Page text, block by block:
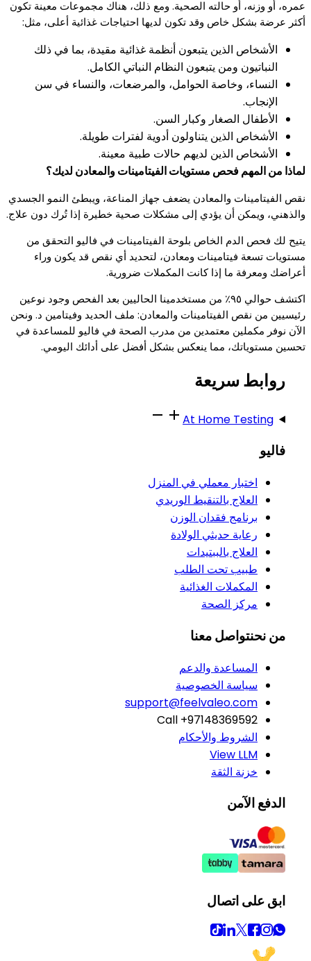
عمره، أو وزنه، أو حالته الصحية. ومع ذلك، هناك مجموعات معينة تكون
أكثر عرضة بشكل خاص وقد تكون لديها احتياجات غذائية أعلى، مثل:
الأشخاص الذين يتبعون أنظمة غذائية مقيدة، بما في ذلك
النباتيون ومن يتبعون النظام النباتي الكامل.
النساء، وخاصة الحوامل، والمرضعات، والنساء في سن
الإنجاب.
الأطفال الصغار وكبار السن.
الأشخاص الذين يتناولون أدوية لفترات طويلة.
الأشخاص الذين لديهم حالات طبية معينة.
لماذا من المهم فحص مستويات الفيتامينات والمعادن لديك؟
نقص الفيتامينات والمعادن يضعف جهاز المناعة، ويبطئ النمو الجسدي
والذهني، ويمكن أن يؤدي إلى مشكلات صحية خطيرة إذا تُرك دون علاج.
يتيح لك فحص الدم الخاص بلوحة الفيتامينات في فاليو التحقق من
مستويات تسعة فيتامينات ومعادن، لتحديد أي نقص قد يكون وراء
أعراضك ومعرفة ما إذا كانت المكملات ضرورية.
اكتشف حوالي ٩٥٪ من مستخدمينا الحاليين بعد الفحص وجود نوعين
رئيسيين من نقص الفيتامينات والمعادن: ملف الحديد وفيتامين د. ونحن
الآن نوفر مكملين معتمدين من مدرب الصحة في فاليو للمساعدة في
تحسين مستوياتك، مما ينعكس بشكل أفضل على أدائك اليومي.
روابط سريعة
At Home Testing
فاليو
اختبار معملي في المنزل
العلاج بالتنقيط الوريدي
برنامج فقدان الوزن
رعاية حديثي الولادة
العلاج بالببتيدات
طبيب تحت الطلب
المكملات الغذائية
مركز الصحة
من نحنتواصل معنا
المساعدة والدعم
سياسة الخصوصية
support@feelvaleo.com
Call +97148369592
الشروط والأحكام
View LLM
خزنة الثقة
الدفع الآمن
ابق على اتصال